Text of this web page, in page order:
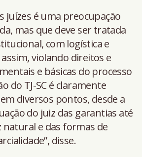
juízes é uma preocupação
mas que deve ser tratada
com logística e
violando direitos e
e básicas do processo
do TJ-SC é claramente
diversos pontos, desde a
do juiz das garantias até
natural e das formas de
disse.